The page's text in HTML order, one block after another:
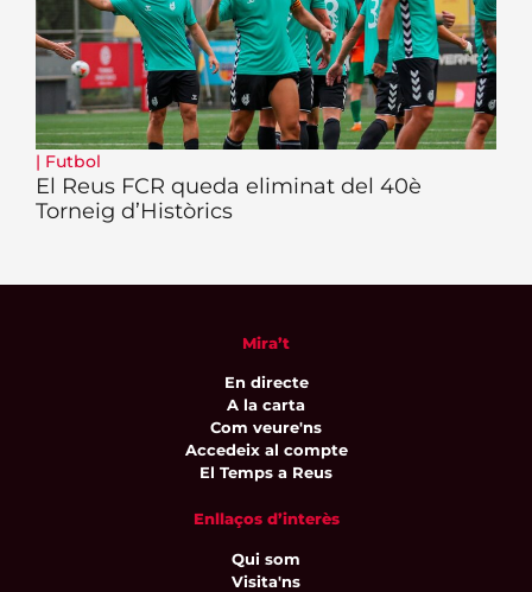
| Futbol
El Reus FCR queda eliminat del 40è
Torneig d’Històrics
Mira’t
En directe
A la carta
Com veure'ns
Accedeix al compte
El Temps a Reus
Enllaços d’interès
Qui som
Visita'ns